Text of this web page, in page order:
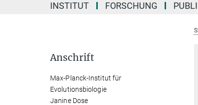
INSTITUT FORSCHUNG
Anschrift
Max-Planck-Institut für
Evolutionsbiologie
Janine Dose